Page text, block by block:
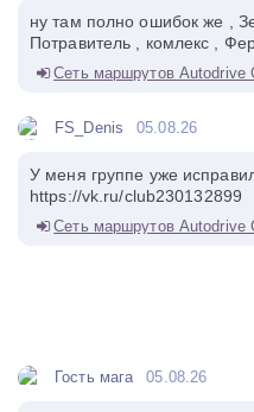
ну там полно ошибок же ,
Потравитель , комлекс ,
Сеть маршрутов Autodrive
FS_Denis 05.08.26
У меня группе уже
https://vk.ru/club230132899
Сеть маршрутов Autodrive
Гость мага 05.08.26